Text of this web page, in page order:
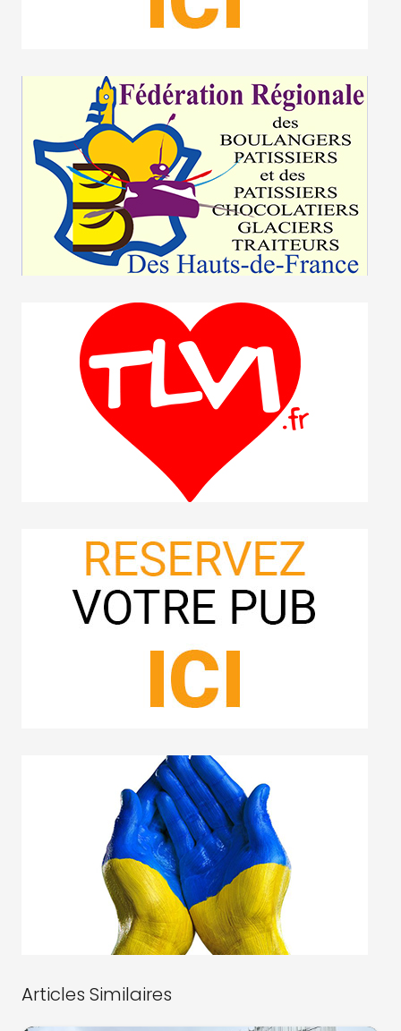
Articles Similaires